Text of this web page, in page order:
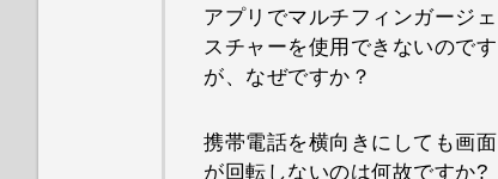
アプリでマルチフィンガージェ
スチャーを使用できないのです
が、なぜですか？
携帯電話を横向きにしても画面
が回転しないのは何故ですか?